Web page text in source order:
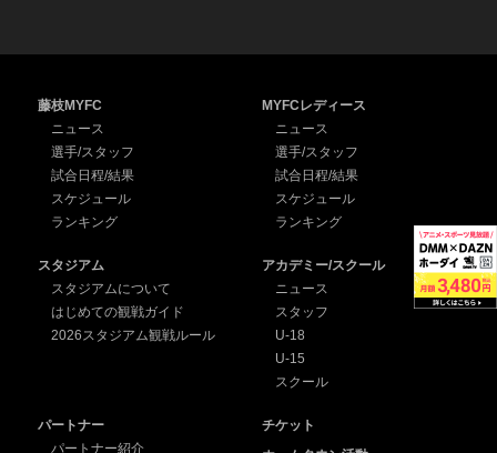
藤枝MYFC
ニュース
選手/スタッフ
試合日程/結果
スケジュール
ランキング
MYFCレディース
ニュース
選手/スタッフ
試合日程/結果
スケジュール
ランキング
スタジアム
スタジアムについて
はじめての観戦ガイド
2026スタジアム観戦ルール
アカデミー/スクール
ニュース
スタッフ
U-18
U-15
スクール
パートナー
パートナー紹介
チケット